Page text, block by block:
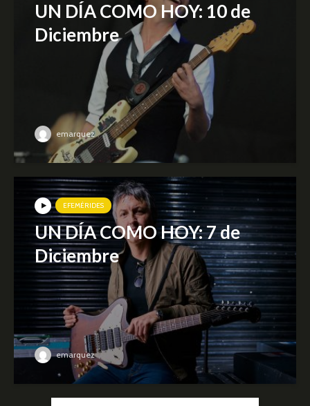
UN DÍA COMO HOY: 10 de
Diciembre
emarquez
EFEMÉRIDES
UN DÍA COMO HOY: 7 de
Diciembre
emarquez